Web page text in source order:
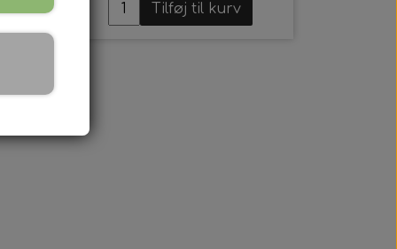
Tilføj til kurv